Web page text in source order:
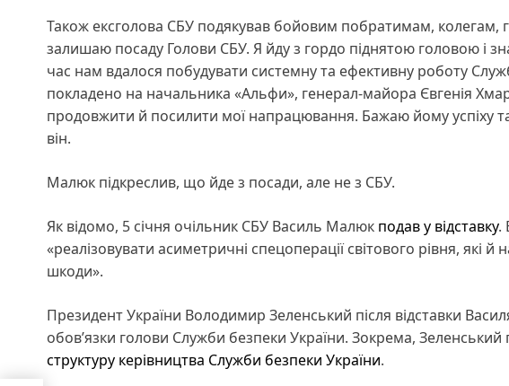
Також ексголова СБУ подякував бойовим побратимам, колегам,
залишаю посаду Голови СБУ. Я йду з гордо піднятою головою і
час нам вдалося побудувати системну та ефективну роботу
покладено на начальника «Альфи», генерал-майора Євгенія
продовжити й посилити мої напрацювання. Бажаю йому успіху
він.
Малюк підкреслив, що йде з посади, але не з СБУ.
Як відомо, 5 січня очільник СБУ Василь Малюк подав у відставку.
«реалізовувати асиметричні спецоперації світового рівня, які
шкоди».
Президент України Володимир Зеленський після відставки
обов’язки голови Служби безпеки України. Зокрема,
структуру керівництва Служби безпеки України.